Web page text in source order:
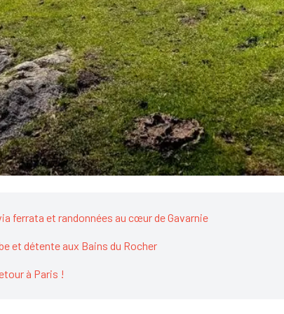
ferrata et randonnées au cœur de Gavarnie
et détente aux Bains du Rocher
à Paris !